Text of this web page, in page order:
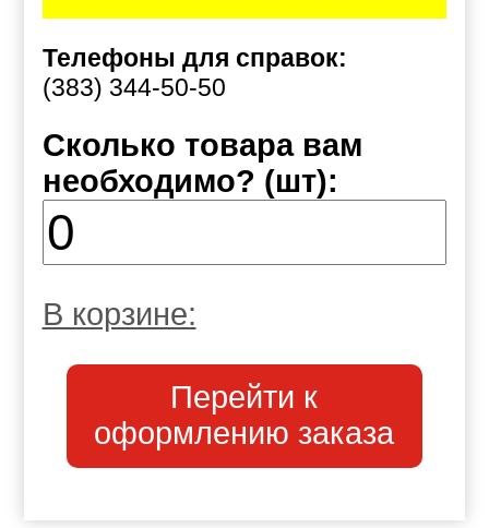
Телефоны для справок:
(383) 344-50-50
Сколько товара вам
необходимо? (шт):
В корзине:
Перейти к
оформлению заказа